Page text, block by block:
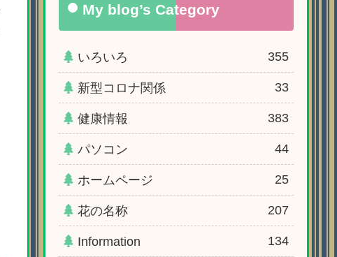
My blog’s Category
いろいろ 355
新型コロナ関係 33
健康情報 383
パソコン 44
ホームページ 25
花の名称 207
Information 134